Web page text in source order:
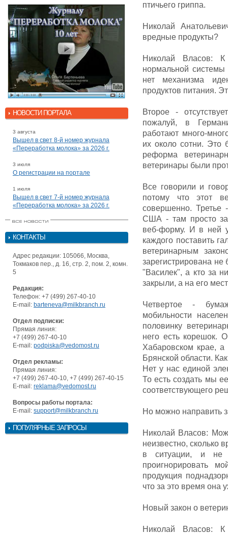
НОВОСТИ ПОРТАЛА
3 августа
Вышел в свет 8-й номер журнала
«Переработка молока» за 2026 г.
3 июля
О регистрации на портале
1 июля
Вышел в свет 7-й номер журнала
«Переработка молока» за 2026 г.
КОНТАКТЫ
Адрес редакции: 105066, Москва,
Токмаков пер., д. 16, стр. 2, пом. 2, комн.
5
Редакция:
Телефон: +7 (499) 267-40-10
E-mail: barteneva@milkbranch.ru
Отдел подписки:
Прямая линия:
+7 (499) 267-40-10
E-mail: podpiska@vedomost.ru
Отдел рекламы:
Прямая линия:
+7 (499) 267-40-10, +7 (499) 267-40-15
E-mail: reklama@vedomost.ru
Вопросы работы портала:
E-mail: support@milkbranch.ru
ПОПУЛЯРНЫЕ ЗАПРОСЫ
птичьего гриппа.
Николай
вредные продукты?
Николай Власов:
нормальной системы
нет механизма
продуктов питания.
Второе -
пожалуй, в
работают много-
их около сотни. Это
реформа
ветеринары были
Все говорили и
потому что этот
совершенно. Третье
США - там просто
веб-форму. И в ней
каждого поставить
ветеринарным
зарегистрирована
"Василек", а кто за
закрыли, а на его
Четвертое -
мобильности
половинку
него есть корешок.
Хабаровском крае, а
Брянской области.
Нет у нас единой
То есть создать мы
соответствующего
Но можно направить
Николай Власов:
неизвестно, сколько
в ситуации, и не
проигнорировать
продукция
что за это время она
Новый закон о
Николай Власов: К